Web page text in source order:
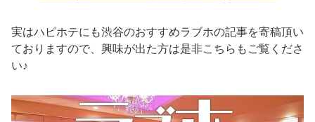
実はハピホテにも渋谷のおすすめラブホの記事を寄稿頂い
ておりますので、興味が出た方は是非こちらもご覧くださ
い♪